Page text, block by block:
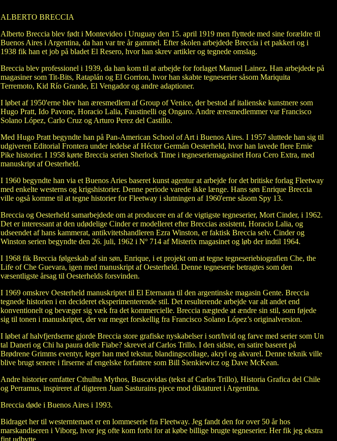
ALBERTO BRECCIA
Alberto Breccia blev født i Montevideo i Uruguay den 15. april 1919 men flyttede med sine forældre til
Buenos Aires i Argentina, da han var tre år gammel. Efter skolen arbejdede Breccia i et pakkeri og i
1938 fik han et job på bladet El Resero, hvor han skrev artikler og tegnede omslag.
Breccia blev professionel i 1939, da han kom til at arbejde for forlaget Manuel Lainez. Han arbejdede på
magasiner som Tit-Bits, Rataplán og El Gorrion, hvor han skabte tegneserier såsom Mariquita
Terremoto, Kid Río Grande, El Vengador og andre adaptioner.
I løbet af 1950'erne blev han æresmedlem af Group of Venice, der bestod af italienske kunstnere som
Hugo Pratt, Ido Pavone, Horacio Lalia, Faustinelli og Ongaro. Andre æresmedlemmer var Francisco
Solano López, Carlo Cruz og Arturo Perez del Castillo.
Med Hugo Pratt begyndte han på Pan-American School of Art i Buenos Aires. I 1957 sluttede han sig til
udgiveren Editorial Frontera under ledelse af Héctor Germán Oesterheld, hvor han lavede flere Ernie
Pike historier. I 1958 kørte Breccia serien Sherlock Time i tegneseriemagasinet Hora Cero Extra, med
manuskript af Oesterheld.
I 1960 begyndte han via et Buenos Aries baseret kunst agentur at arbejde for det britiske forlag Fleetway
med enkelte westerns og krigshistorier. Denne periode varede ikke længe. Hans søn Enrique Breccia
ville også komme til at tegne historier for Fleetway i slutningen af 1960'erne såsom Spy 13.
Breccia og Oesterheld samarbejdede om at producere en af de vigtigste tegneserier, Mort Cinder, i 1962.
Det er interessant at den udødelige Cinder er modelleret efter Breccias assistent, Horacio Lalia, og
udseendet af hans kammerat, antikvitetshandleren Ezra Winston, er faktisk Breccia selv. Cinder og
Winston serien begyndte den 26. juli, 1962 i Nº 714 af Misterix magasinet og løb der indtil 1964.
I 1968 fik Breccia følgeskab af sin søn, Enrique, i et projekt om at tegne tegneseriebiografien Che, the
Life of Che Guevara, igen med manuskript af Oesterheld. Denne tegneserie betragtes som den
væsentligste årsag til Oesterhelds forsvinden.
I 1969 omskrev Oesterheld manuskriptet til El Eternauta til den argentinske magasin Gente. Breccia
tegnede historien i en decideret eksperimenterende stil. Det resulterende arbejde var alt andet end
konventionelt og bevæger sig væk fra det kommercielle. Breccia nægtede at ændre sin stil, som føjede
sig til tonen i manuskriptet, der var meget forskellig fra Francisco Solano López’s originalversion.
I løbet af halvfjerdserne gjorde Breccia store grafiske nyskabelser i sort/hvid og farve med serier som Un
tal Daneri og Chi ha paura delle Fiabe? skrevet af Carlos Trillo. I den sidste, en satire baseret på
Brødrene Grimms eventyr, leger han med tekstur, blandingscollage, akryl og akvarel. Denne teknik ville
blive brugt senere i firserne af engelske forfattere som Bill Sienkiewicz og Dave McKean.
Andre historier omfatter Cthulhu Mythos, Buscavidas (tekst af Carlos Trillo), Historia Grafica del Chile
og Perramus, inspireret af digteren Juan Sasturains pjece mod diktaturet i Argentina.
Breccia døde i Buenos Aires i 1993.
Bidraget her til westerntemaet er en lommeserie fra Fleetway. Jeg fandt den for over 50 år hos
marskandiseren i Viborg, hvor jeg ofte kom forbi for at købe billige brugte tegneserier. Her fik jeg ekstra
fint udbytte.